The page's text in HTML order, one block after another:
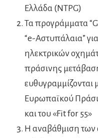
Ελλάδα (NTPG)
Τα προγράμματα
“e-Αστυπάλαια”
ηλεκτρικών
πράσινης
ευθυγραμμίζονται
Ευρωπαϊκού
και του «Fit for 55»
Η αναβάθμιση των